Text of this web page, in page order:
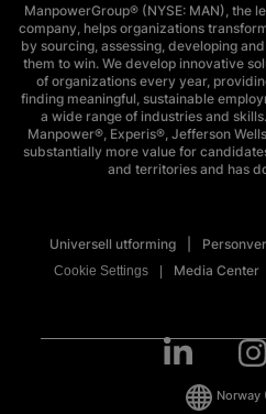
ManpowerGroup® (NYSE: MAN), the
company, helps organizations
by sourcing, assessing, developing
them to win. We develop innovative
of organizations every year,
finding meaningful, sustainable
a wide range of industries and
Manpower®, Experis®, Jefferson
substantially more value for
and territories and has
Universell utforming
Cookie Settings Media Center
Norway